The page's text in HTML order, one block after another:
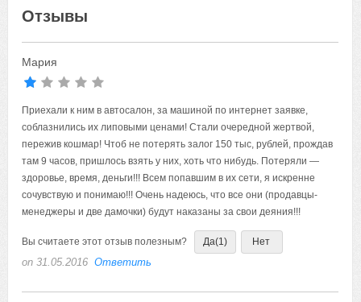
Отзывы
Мария
Приехали к ним в автосалон, за машиной по интернет заявке,
соблазнились их липовыми ценами! Стали очередной жертвой,
пережив кошмар! Чтоб не потерять залог 150 тыс, рублей, прождав
там 9 часов, пришлось взять у них, хоть что нибудь. Потеряли —
здоровье, время, деньги!!! Всем попавшим в их сети, я искренне
сочувствую и понимаю!!! Очень надеюсь, что все они (продавцы-
менеджеры и две дамочки) будут наказаны за свои деяния!!!
Вы считаете этот отзыв полезным? Да(1) Нет
on 31.05.2016 Ответить